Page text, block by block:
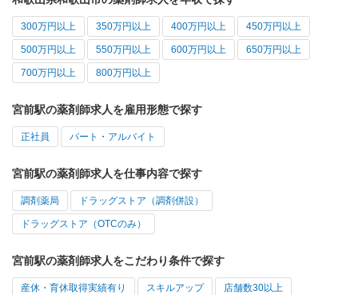
300万円以上 350万円以上 400万円以上 450万円以上
500万円以上 550万円以上 600万円以上 650万円以上
700万円以上 800万円以上
宮前駅の薬剤師求人を雇用形態で探す
正社員 パート・アルバイト
宮前駅の薬剤師求人を仕事内容で探す
調剤薬局 ドラッグストア（調剤併設）
ドラッグストア（OTCのみ）
宮前駅の薬剤師求人をこだわり条件で探す
産休・育休取得実績有り スキルアップ 店舗数30以上